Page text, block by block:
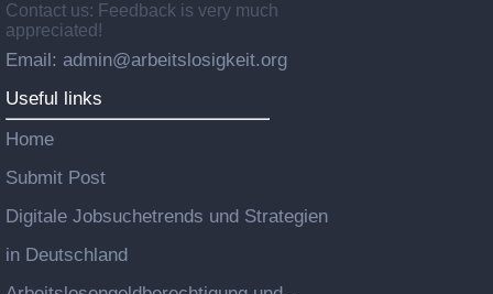
Contact us: Feedback is very much
appreciated!
Email: admin@arbeitslosigkeit.org
Useful links
Home
Submit Post
Digitale Jobsuchetrends und Strategien
in Deutschland